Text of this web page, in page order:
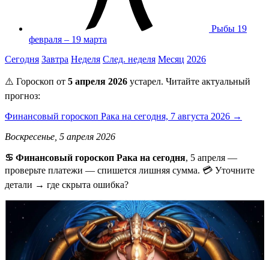
Рыбы 19
февраля – 19 марта
Сегодня Завтра Неделя След. неделя Месяц 2026
⚠️ Гороскоп от 5 апреля 2026 устарел. Читайте актуальный
прогноз:
Финансовый гороскоп Рака на сегодня, 7 августа 2026 →
Воскресенье, 5 апреля 2026
♋ Финансовый гороскоп Рака на сегодня, 5 апреля —
проверьте платежи — спишется лишняя сумма. 💳 Уточните
детали → где скрыта ошибка?